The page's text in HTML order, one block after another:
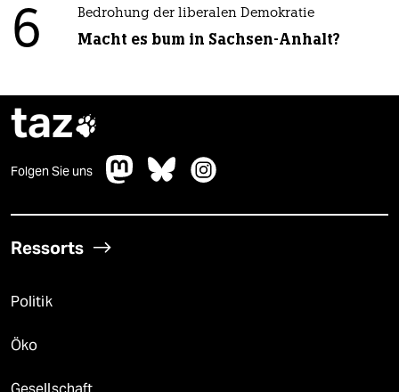
6 Bedrohung der liberalen Demokratie
Macht es bum in Sachsen-Anhalt?
taz
Folgen Sie uns
Ressorts
Politik
Öko